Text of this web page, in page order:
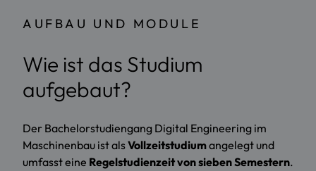
AUFBAU UND MODULE
Wie ist das Studium
aufgebaut?
Der Bachelorstudiengang Digital Engineering im
Maschinenbau ist alsVollzeitstudiumangelegt und
umfasst eine Regelstudienzeit von sieben Semestern.